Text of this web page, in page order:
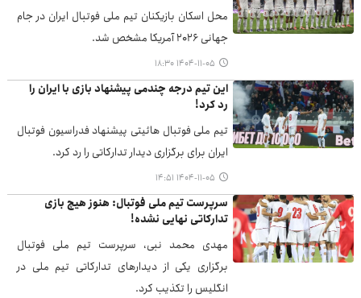
محل اسکان بازیکنان تیم ملی فوتبال ایران در جام
جهانی ۲۰۲۶ آمریکا مشخص شد.
۱۴۰۴-۱۱-۰۵ ۱۸:۳۰
این تیم درجه چندمی پیشنهاد بازی با ایران را
رد کرد!
تیم ملی فوتبال هائیتی پیشنهاد فدراسیون فوتبال
ایران برای برگزاری دیدار تدارکاتی را رد کرد.
۱۴۰۴-۱۱-۰۵ ۱۴:۵۱
سرپرست تیم ملی فوتبال: هنوز هیچ بازی
تدارکاتی نهایی نشده!
مهدی محمد نبی، سرپرست تیم ملی فوتبال
برگزاری یکی از دیدارهای تدارکاتی تیم ملی در
انگلیس را تکذیب کرد.